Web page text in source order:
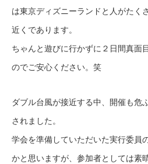
は東京ディズニーランドと人がたく
近くであります。
ちゃんと遊びに行かずに２日間真面
のでご安心ください。笑
ダブル台風が接近する中、開催も危
されました。
学会を準備していただいた実行委員
かと思いますが、参加者としては素